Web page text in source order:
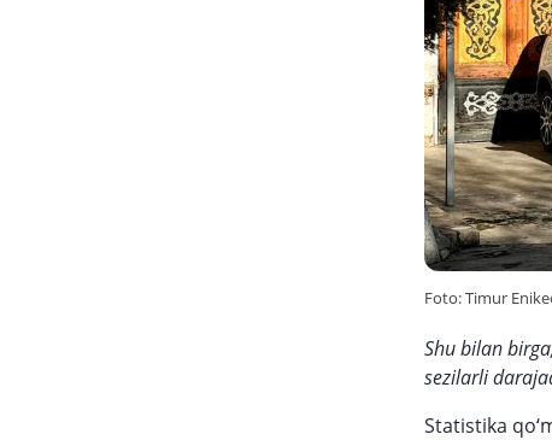
Foto: Timur
Shu bilan
sezilarli
Statistika